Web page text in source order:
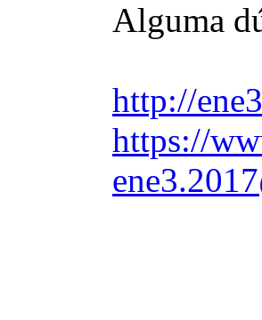
Alguma
http://
https://